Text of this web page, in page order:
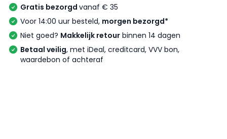
Gratis bezorgd vanaf € 35
Voor 14:00 uur besteld, morgen bezorgd*
Niet goed? Makkelijk retour binnen 14 dagen
Betaal veilig, met iDeal, creditcard, VVV bon,
waardebon of achteraf